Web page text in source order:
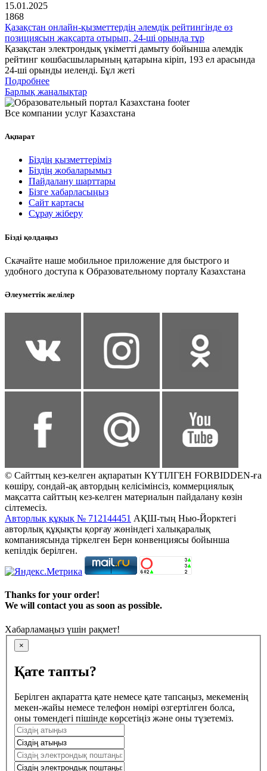
15.01.2025
1868
Қазақстан онлайн-қызметтердің әлемдік рейтингінде өз
позициясын жақсарта отырып, 24-ші орында тұр
Қазақстан электрондық үкіметті дамыту бойынша әлемдік
рейтинг көшбасшыларының қатарына кіріп, 193 ел арасында
24-ші орынды иеленді. Бұл жеті
Подробнее
Барлық жаңалықтар
Все компании услуг Казахстана
Ақпарат
Біздің қызметтеріміз
Біздің жобаларымыз
Пайдалану шарттары
Бізге хабарласыңыз
Сайт картасы
Сұрау жіберу
Бізді қолдаңыз
Скачайте наше мобильное приложение для быстрого и
удобного доступа к Образовательному порталу Казахстана
Әлеуметтік желілер
© Сайттың кез-келген ақпаратын КҮТІЛГЕН FORBIDDEN-ға
көшіру, сондай-ақ автордың келісімінсіз, коммерциялық
мақсатта сайттың кез-келген материалын пайдалану көзін
сілтемесіз.
Авторлық құқық № 712144451 АҚШ-тың Нью-Йорктегі
авторлық құқықты қорғау жөніндегі халықаралық
компаниясында тіркелген Берн конвенциясы бойынша
кепілдік берілген.
Thanks for your order!
We will contact you as soon as possible.
Хабарламаңыз үшін рақмет!
×
Қате тапты?
Берілген ақпаратта қате немесе қате тапсаңыз, мекеменің
мекен-жайы немесе телефон нөмірі өзгертілген болса,
оны төмендегі пішінде көрсетіңіз және оны түзетеміз.